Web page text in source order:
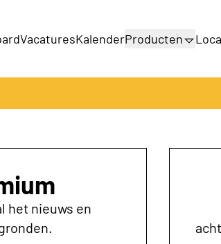
VacaturesKalenderProducten
Productengids
het nieuws en